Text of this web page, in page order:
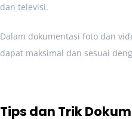
dan televisi.
Dalam dokumentasi foto dan
dapat maksimal dan sesuai
Tips dan Trik